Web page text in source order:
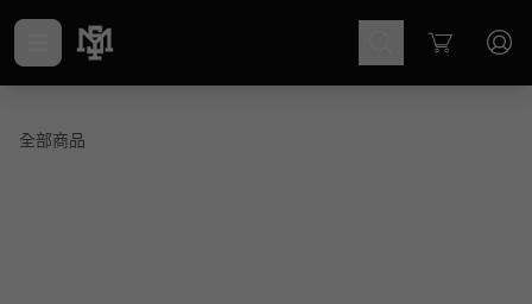
Cart
全部商品